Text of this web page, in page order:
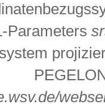
Parameters